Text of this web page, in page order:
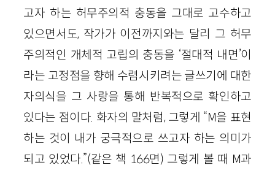
고자 하는 허무주의적 충동을 그대로 고수하고
있으면서도, 작가가 이전까지와는 달리 그 허무
주의적인 개체적 고립의 충동을 ‘절대적 내면’이
라는 고정점을 향해 수렴시키려는 글쓰기에 대한
자의식을 그 사랑을 통해 반복적으로 확인하고
있다는 점이다. 화자의 말처럼, 그렇게 “M을 표현
하는 것이 내가 궁극적으로 쓰고자 하는 의미가
되고 있었다.”(같은 책 166면) 그렇게 볼 때 M과